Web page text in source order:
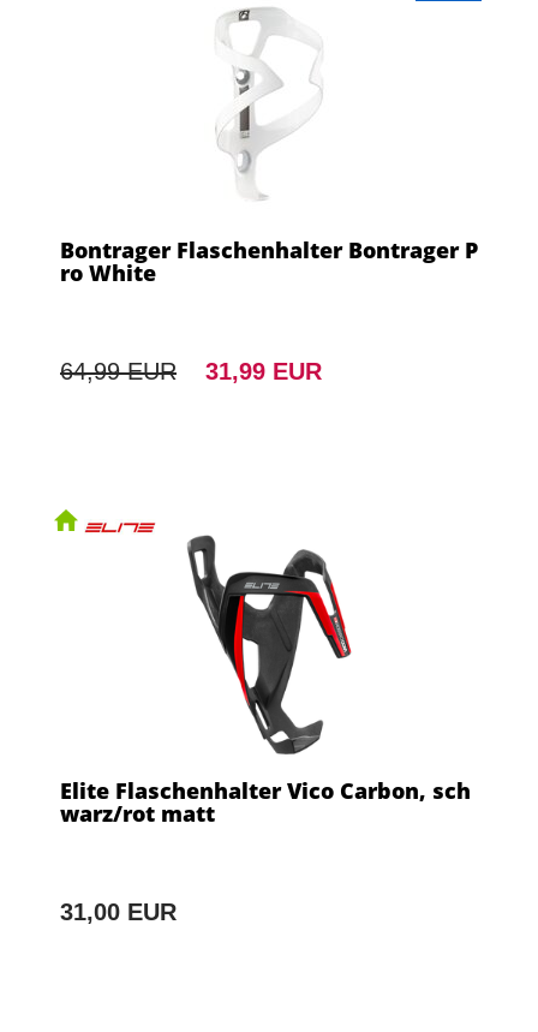
Bontrager Flaschenhalter Bontrager P
ro White
64,99 EUR 31,99 EUR
Elite Flaschenhalter Vico Carbon, sch
warz/rot matt
31,00 EUR